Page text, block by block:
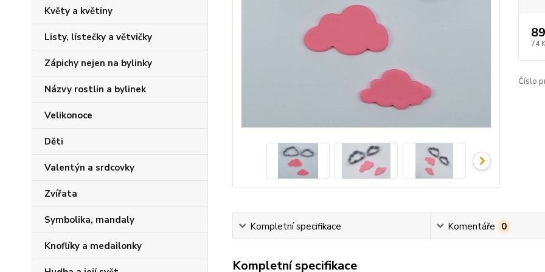
Květy a květiny
Listy, lístečky a větvičky
Zápichy nejen na bylinky
Názvy rostlin a bylinek
Velikonoce
Děti
Valentýn a srdcovky
Zvířata
Symbolika, mandaly
Knoflíky a medailonky
74
Číslo
Kompletní specifikace Komentáře 0
Kompletní specifikace